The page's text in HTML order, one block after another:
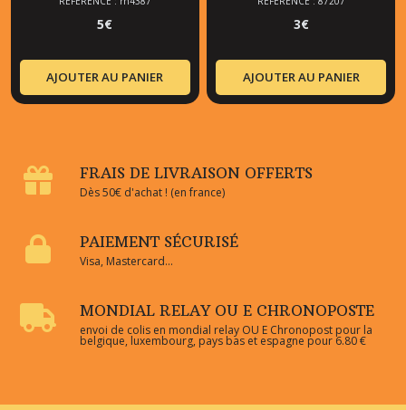
5€
AJOUTER AU PANIER
3€
AJOUTER AU PANIER
FRAIS DE LIVRAISON OFFERTS
Dès 50€ d'achat ! (en france)
PAIEMENT SÉCURISÉ
Visa, Mastercard...
MONDIAL RELAY OU E CHRONOPOSTE
envoi de colis en mondial relay OU E Chronopost pour la
belgique, luxembourg, pays bas et espagne pour 6.80 €